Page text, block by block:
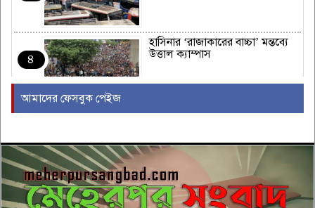
৪
হাসিনার ‘রাজাকারের বাচ্চা’ মন্তব্যে
উত্তাল ক্যাম্পাস
৬
বন্যায় সাপের উপদ্রব বাড়ছে, চট্টগ্রামে
৭ দিনে কামড়ের শিকার ৯৩ জন
আমাদের ফেসবুক পেইজ